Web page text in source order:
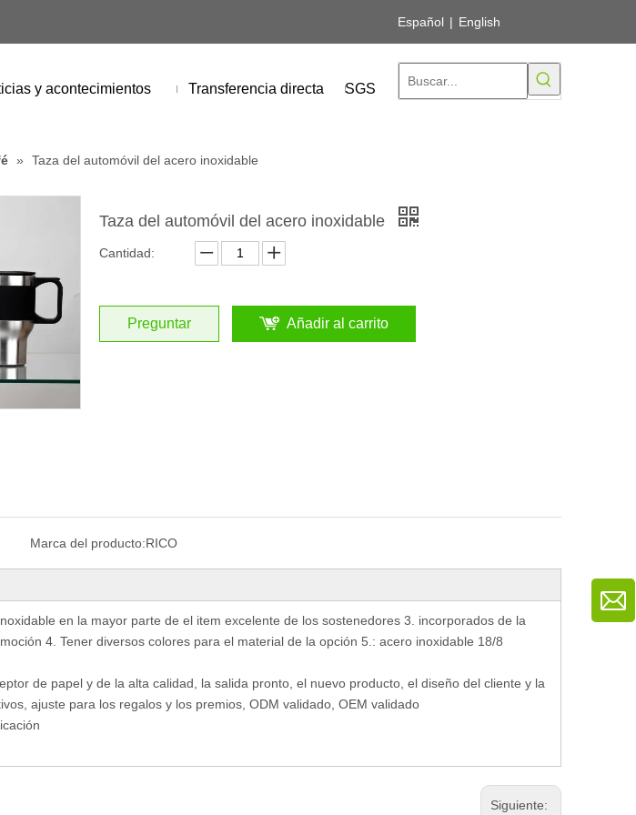
Español | English
y acontecimientos Transferencia directa SGS
» Taza del automóvil del acero inoxidable
Taza del automóvil del acero inoxidable
Cantidad:
Preguntar Añadir al carrito
Marca del producto:RICO
en la mayor parte de el item excelente de los sostenedores 3. incorporados de la
4. Tener diversos colores para el material de la opción 5.: acero inoxidable 18/8
de papel y de la alta calidad, la salida pronto, el nuevo producto, el diseño del cliente y la
ajuste para los regalos y los premios, ODM validado, OEM validado
Siguiente: